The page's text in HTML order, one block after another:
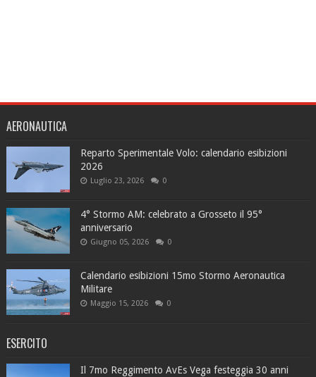
AERONAUTICA
Reparto Sperimentale Volo: calendario esibizioni
2026
Luglio 23, 2026 0
4° Stormo AM: celebrato a Grosseto il 95°
anniversario
Giugno 05, 2026 0
Calendario esibizioni 15mo Stormo Aeronautica
Militare
Maggio 15, 2026 0
ESERCITO
Il 7mo Reggimento AvEs Vega festeggia 30 anni